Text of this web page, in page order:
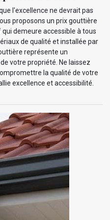
l'excellence ne devrait pas
proposons un prix gouttière
demeure accessible à tous
de qualité et installée par
représente un
votre propriété. Ne laissez
la qualité de votre
excellence et accessibilité.